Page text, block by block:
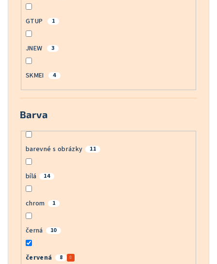
GTUP 1
JNEW 3
SKMEI 4
Barva
barevné s obrázky 11
bílá 14
chrom 1
černá 10
červená 8